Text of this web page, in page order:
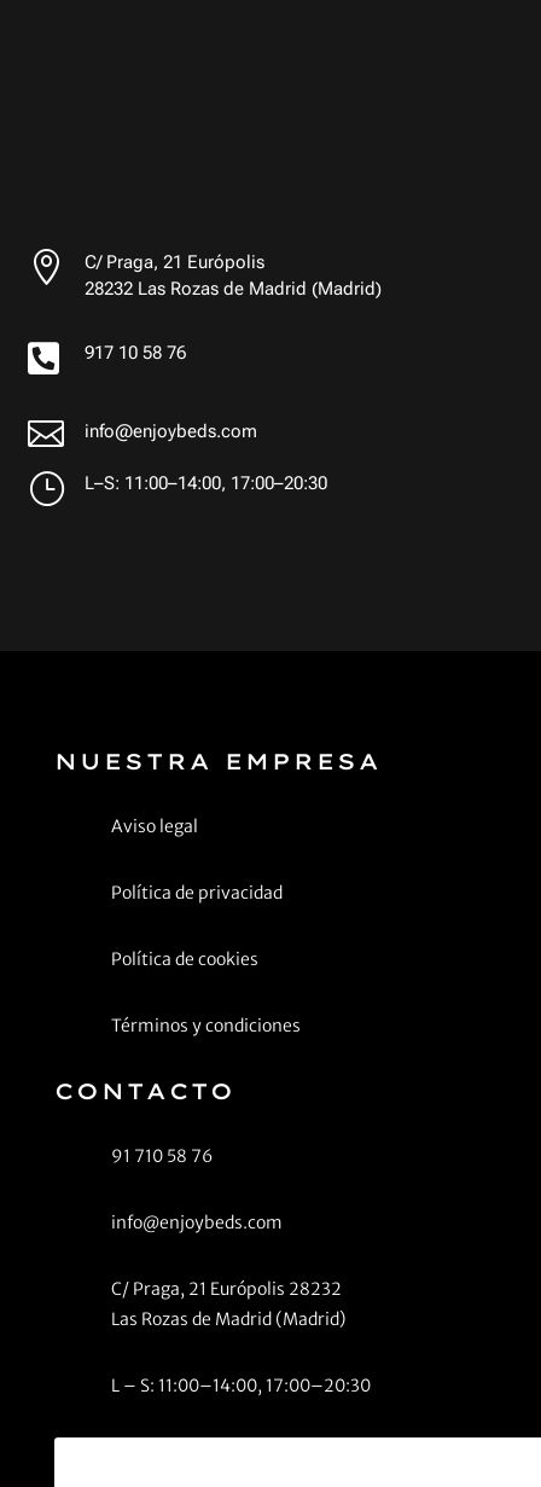

C/ Praga, 21 Európolis
28232 Las Rozas de Madrid (Madrid)
 917 10 58 76
 info@enjoybeds.com
} L–S: 11:00–14:00, 17:00–20:30
NUESTRA EMPRESA
Aviso legal
Política de privacidad
Política de cookies
Términos y condiciones
CONTACTO
91 710 58 76
info@enjoybeds.com
C/ Praga, 21 Európolis 28232
Las Rozas de Madrid (Madrid)
L – S: 11:00–14:00, 17:00–20:30